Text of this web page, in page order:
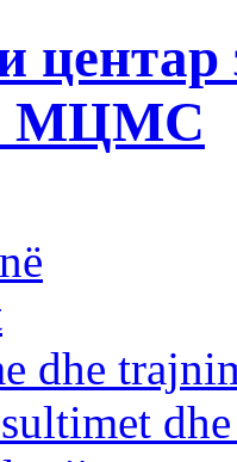
центар
- МЦМС
dhe